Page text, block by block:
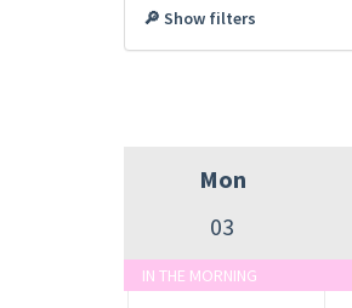
🔎 Show filters
Mon
03
IN THE MORNING